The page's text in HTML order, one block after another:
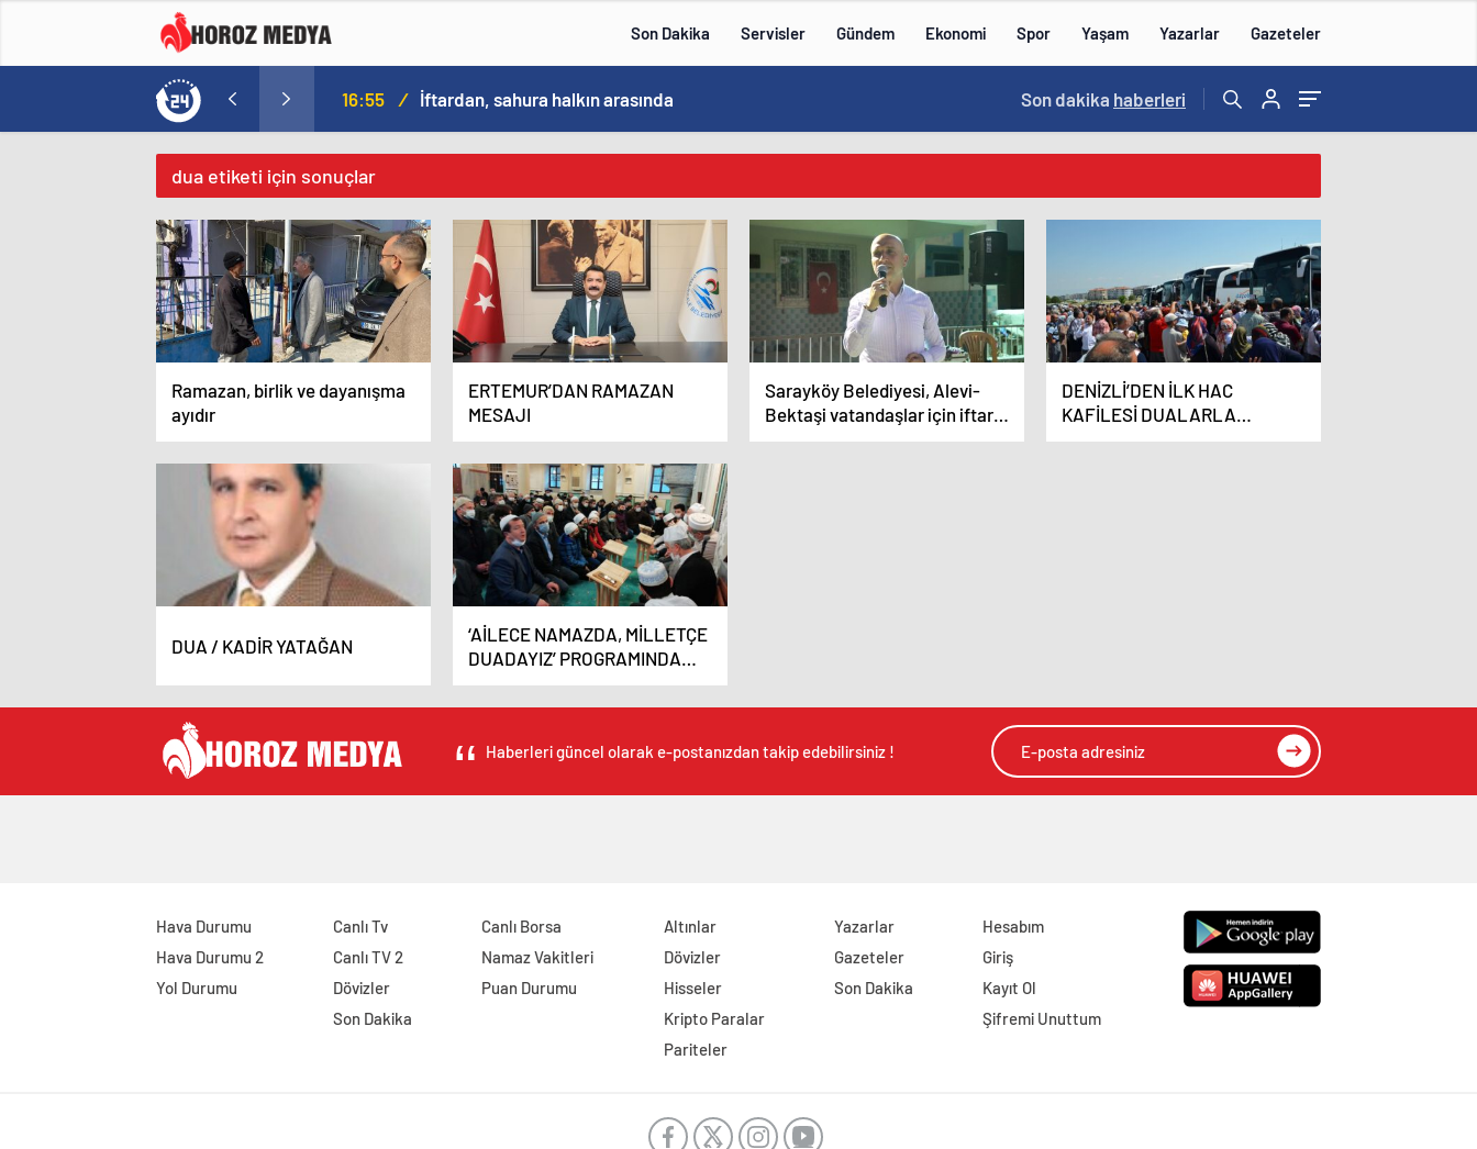
Son Dakika Servisler Gündem Ekonomi Spor Yaşam Yazarlar Gazeteler
16:55 / İftardan, sahura halkın arasında 16:09 /
Son dakika haberleri
dua etiketi için sonuçlar
Ramazan, birlik ve dayanışma
ayıdır
ERTEMUR’DAN RAMAZAN
MESAJI
Sarayköy Belediyesi, Alevi-
Bektaşi vatandaşlar için iftar
sofrası kurdu
DENİZLİ’DEN İLK HAC
KAFİLESİ DUALARLA
KUTSAL TOPRAKLARA
DUA / KADİR YATAĞAN
‘AİLECE NAMAZDA, MİLLETÇE
DUADAYIZ’ PROGRAMINDA
BULUŞTULAR
Haberleri güncel olarak e-postanızdan takip edebilirsiniz !
Hava Durumu
Hava Durumu 2
Yol Durumu
Canlı Tv
Canlı TV 2
Dövizler
Son Dakika
Canlı Borsa
Namaz Vakitleri
Puan Durumu
Altınlar
Dövizler
Hisseler
Kripto Paralar
Pariteler
Yazarlar
Gazeteler
Son Dakika
Hesabım
Giriş
Kayıt Ol
Şifremi Unuttum